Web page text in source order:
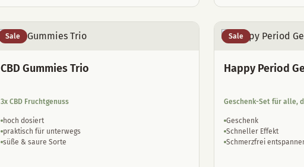
Sale
CBD Gummies Trio
3x CBD Fruchtgenuss
hoch dosiert
praktisch für unterwegs
süße & saure Sorte
Sale
Happy Period
Geschenk-Set für alle,
Geschenk
Schneller Effekt
Schmerzfrei